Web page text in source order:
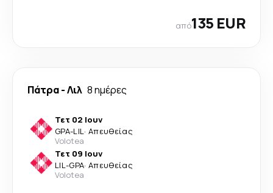
από135 EUR
Πάτρα-Λιλ 8 ημέρες
Τετ 02 Ιουν
GPA-LIL· Απευθείας
Volotea
Τετ 09 Ιουν
LIL-GPA· Απευθείας
Volotea